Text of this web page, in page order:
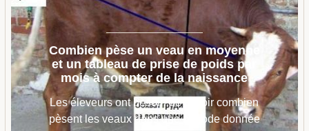
Combien pèse un veau en moyenne
et un tableau de prise de poids par
mois à compter de la naissance
Les éleveurs ont besoin de savoir combien
pèsent les veaux dans une période donnée